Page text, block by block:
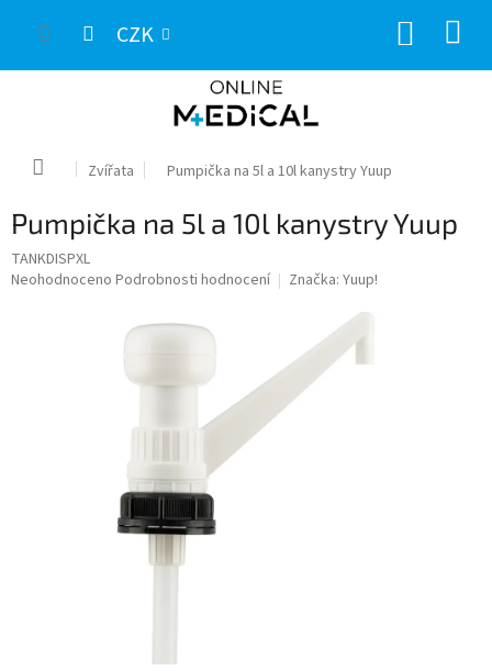
CZK
Domů Zvířata Pumpička na 5l a 10l kanystry Yuup
Pumpička na 5l a 10l kanystry Yuup
TANKDISPXL
Průměrné
Neohodnoceno Podrobnosti hodnocení Značka: Yuup!